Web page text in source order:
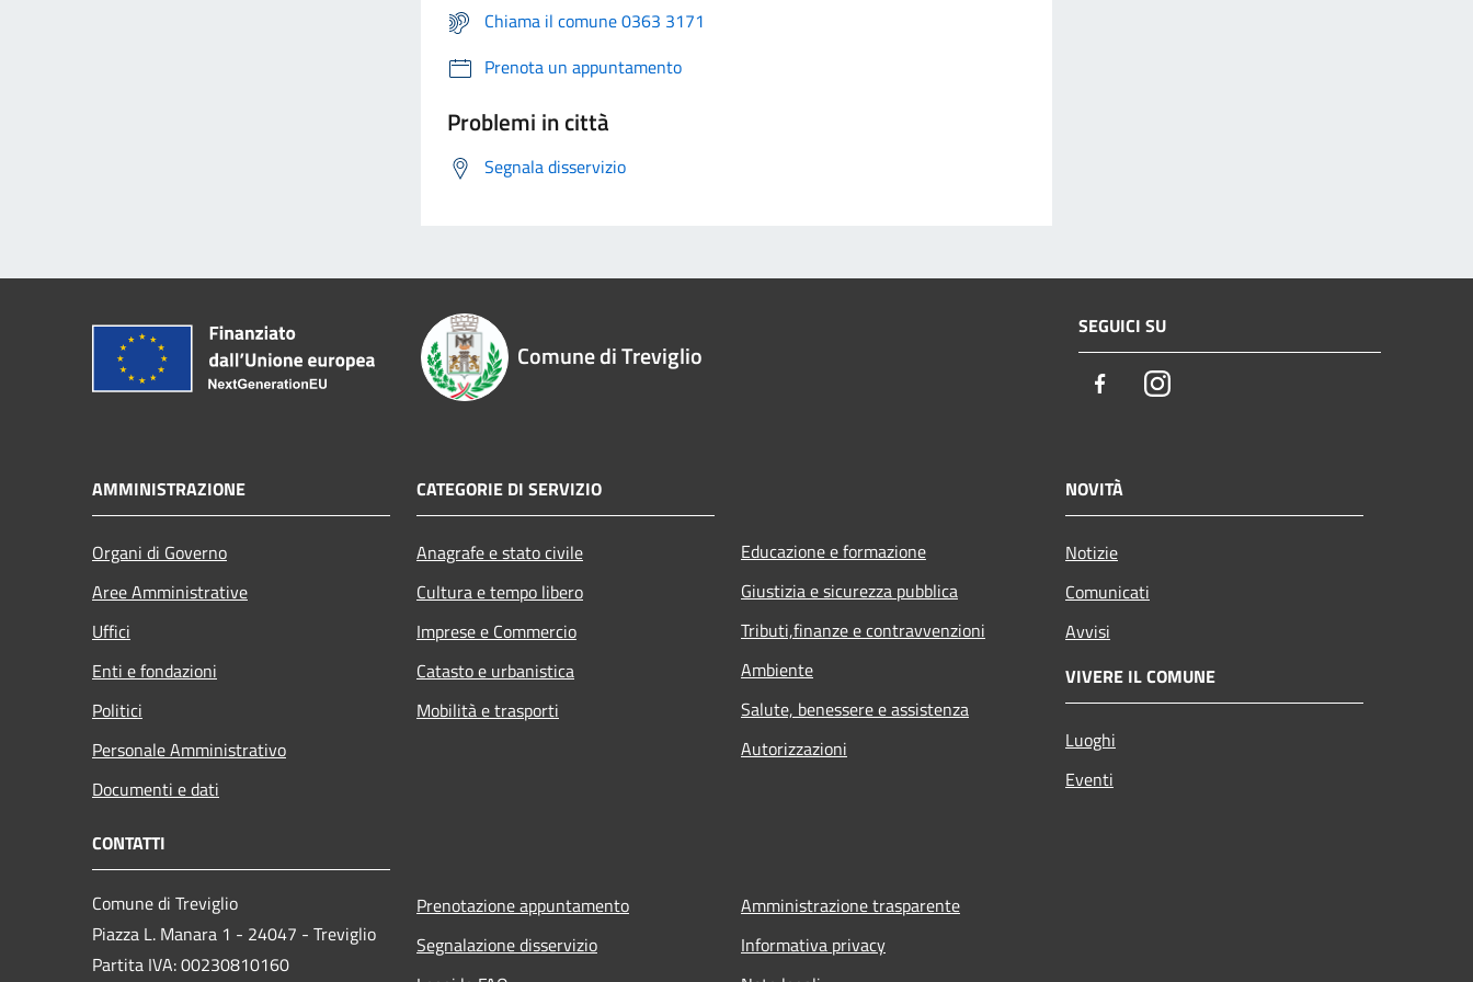
Chiama il comune 0363 3171
Prenota un appuntamento
Problemi in città
Segnala disservizio
Comune di Treviglio
SEGUICI SU
FacebookInstagram
AMMINISTRAZIONE
Organi di Governo
Aree Amministrative
Uffici
Enti e fondazioni
Politici
Personale Amministrativo
Documenti e dati
CATEGORIE DI SERVIZIO
Anagrafe e stato civile
Cultura e tempo libero
Imprese e Commercio
Catasto e urbanistica
Mobilità e trasporti
Educazione e formazione
Giustizia e sicurezza pubblica
Tributi,finanze e contravvenzioni
Ambiente
Salute, benessere e assistenza
Autorizzazioni
NOVITÀ
Notizie
Comunicati
Avvisi
VIVERE IL COMUNE
Luoghi
Eventi
CONTATTI
Comune di Treviglio
Piazza L. Manara 1 - 24047 - Treviglio
Partita IVA: 00230810160
Prenotazione appuntamento
Segnalazione disservizio
Amministrazione trasparente
Informativa privacy